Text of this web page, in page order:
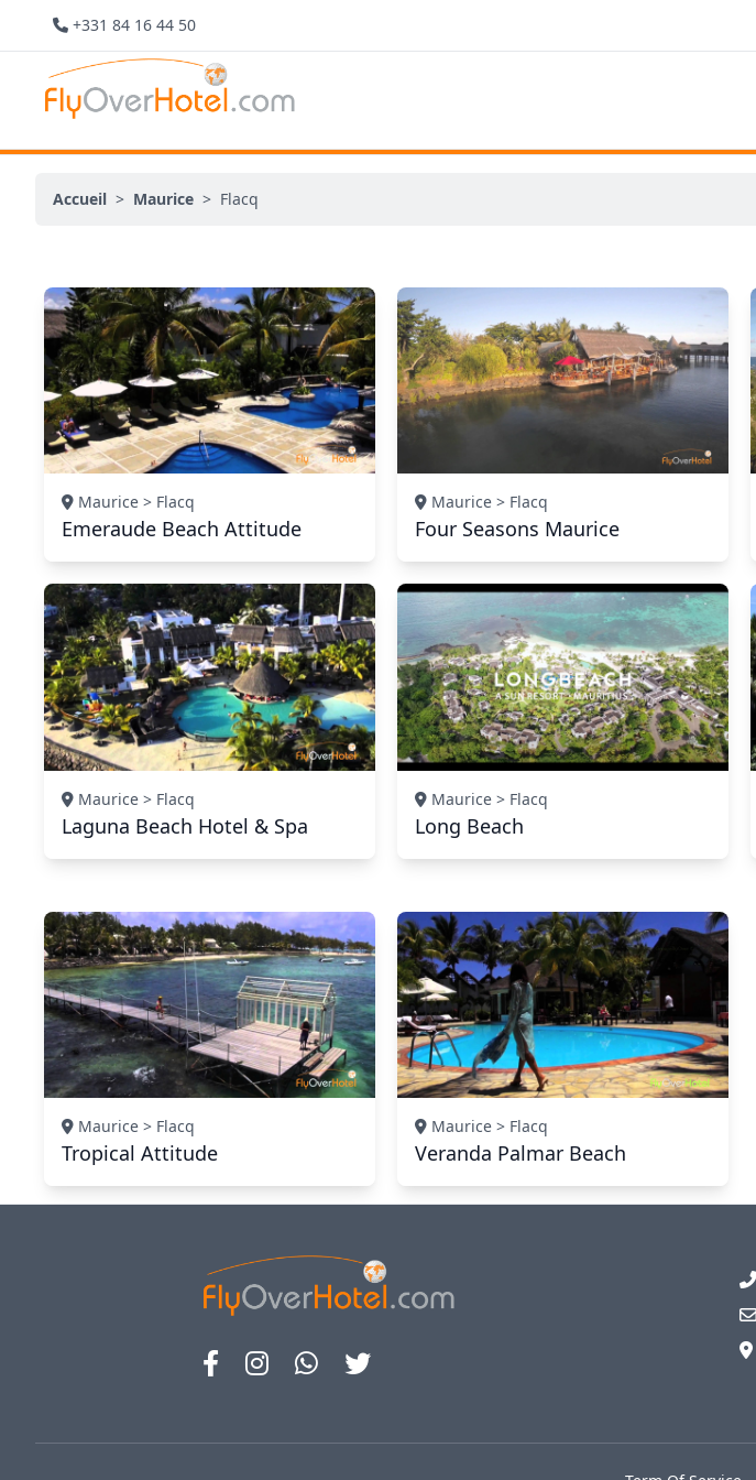
+331 84 16 44 50
Accueil > Maurice > Flacq
Maurice > Flacq
Emeraude Beach Attitude
Maurice > Flacq
Four Seasons Maurice
Maurice > Flacq
Laguna Beach Hotel & Spa
Maurice > Flacq
Long Beach
Maurice > Flacq
Tropical Attitude
Maurice > Flacq
Veranda Palmar Beach